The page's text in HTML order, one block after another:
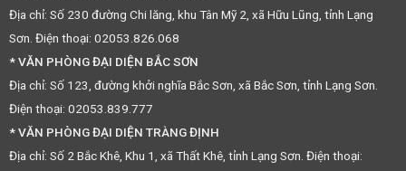
Địa chỉ: Số 230 đường Chi lăng, khu Tân Mỹ 2, xã Hữu Lũng, tỉnh Lạng
Sơn. Điện thoại: 02053.826.068
* VĂN PHÒNG ĐẠI DIỆN BẮC SƠN
Địa chỉ: Số 123, đường khởi nghĩa Bắc Sơn, xã Bắc Sơn, tỉnh Lạng Sơn.
Điện thoại: 02053.839.777
* VĂN PHÒNG ĐẠI DIỆN TRÀNG ĐỊNH
Địa chỉ: Số 2 Bắc Khê, Khu 1, xã Thất Khê, tỉnh Lạng Sơn. Điện thoại: